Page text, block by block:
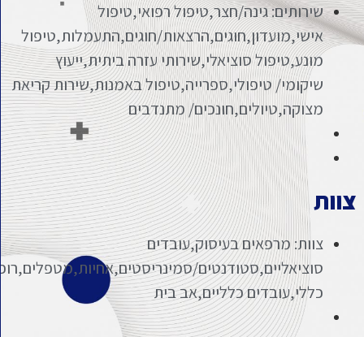
שירותים: גינה/חצר,טיפול רפואי,טיפול
אישי,מועדון,חוגים,הרצאות/חוגים,התעמלות,טיפול
מונע,טיפול סוציאלי,שירותי עזרה ביתית,ייעוץ
שיקומי/ טיפולי,ספרייה,טיפול באמנות,שירות קריאת
מצוקה,טיולים,חונכים/ מתנדבים
צוות: מרפאים בעיסוק,עובדים
סוציאליים,סטודנטים/סמינריסטים,אחיות,מטפלים,רופא
כללי,עובדים כלליים,אב בית